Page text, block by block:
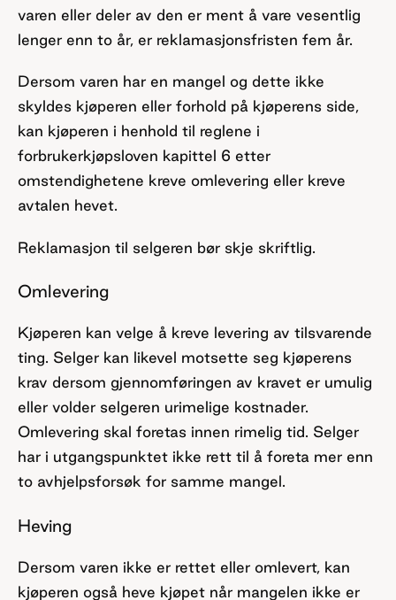
varen eller deler av den er ment å vare vesentlig
lenger enn to år, er reklamasjonsfristen fem år.
Dersom varen har en mangel og dette ikke
skyldes kjøperen eller forhold på kjøperens side,
kan kjøperen i henhold til reglene i
forbrukerkjøpsloven kapittel 6 etter
omstendighetene kreve omlevering eller kreve
avtalen hevet.
Reklamasjon til selgeren bør skje skriftlig.
Omlevering
Kjøperen kan velge å kreve levering av tilsvarende
ting. Selger kan likevel motsette seg kjøperens
krav dersom gjennomføringen av kravet er umulig
eller volder selgeren urimelige kostnader.
Omlevering skal foretas innen rimelig tid. Selger
har i utgangspunktet ikke rett til å foreta mer enn
to avhjelpsforsøk for samme mangel.
Heving
Dersom varen ikke er rettet eller omlevert, kan
kjøperen også heve kjøpet når mangelen ikke er